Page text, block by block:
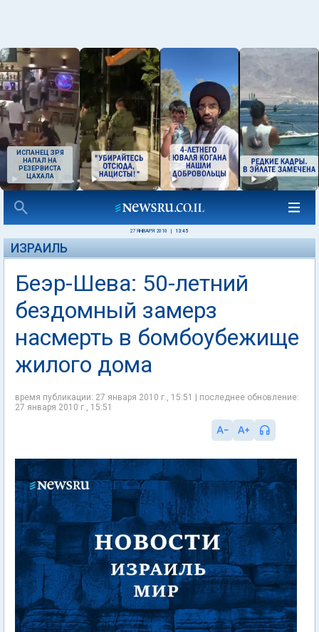
ИСПАНЕЦ ЗРЯ
НАПАЛ НА
РЕЗЕРВИСТА
ЦАХАЛА
27 ЯНВАРЯ 2010 13:45
ИЗРАИЛЬ
Беэр-Шева: 50-летний
бездомный замерз
насмерть в бомбоубежище
жилого дома
время публикации: 27 января 2010 г., 15:51 | последнее обновление:
27 января 2010 г., 15:51